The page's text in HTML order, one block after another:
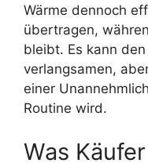
Wärme dennoch
übertragen,
bleibt. Es kann
verlangsamen,
einer
Routine wird.
Was